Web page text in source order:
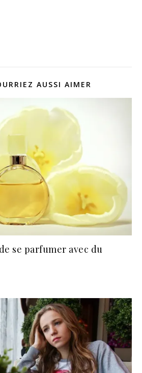
AUSSI AIMER
se parfumer avec du